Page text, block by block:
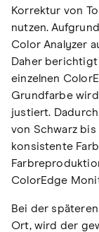
Korrektur von
nutzen.
Color Analyzer
Daher berichtigt
einzelnen
Grundfarbe
justiert.
von Schwarz bis
konsistente
ColorEdge
Bei der
Ort, wird der